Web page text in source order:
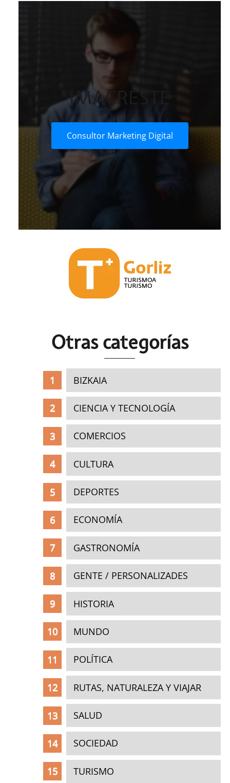
IMACRESTE
Consultor Marketing Digital
Otras categorías
BIZKAIA
CIENCIA Y TECNOLOGÍA
COMERCIOS
CULTURA
DEPORTES
ECONOMÍA
GASTRONOMÍA
GENTE / PERSONALIZADES
HISTORIA
MUNDO
POLÍTICA
RUTAS, NATURALEZA Y VIAJAR
SALUD
SOCIEDAD
TURISMO